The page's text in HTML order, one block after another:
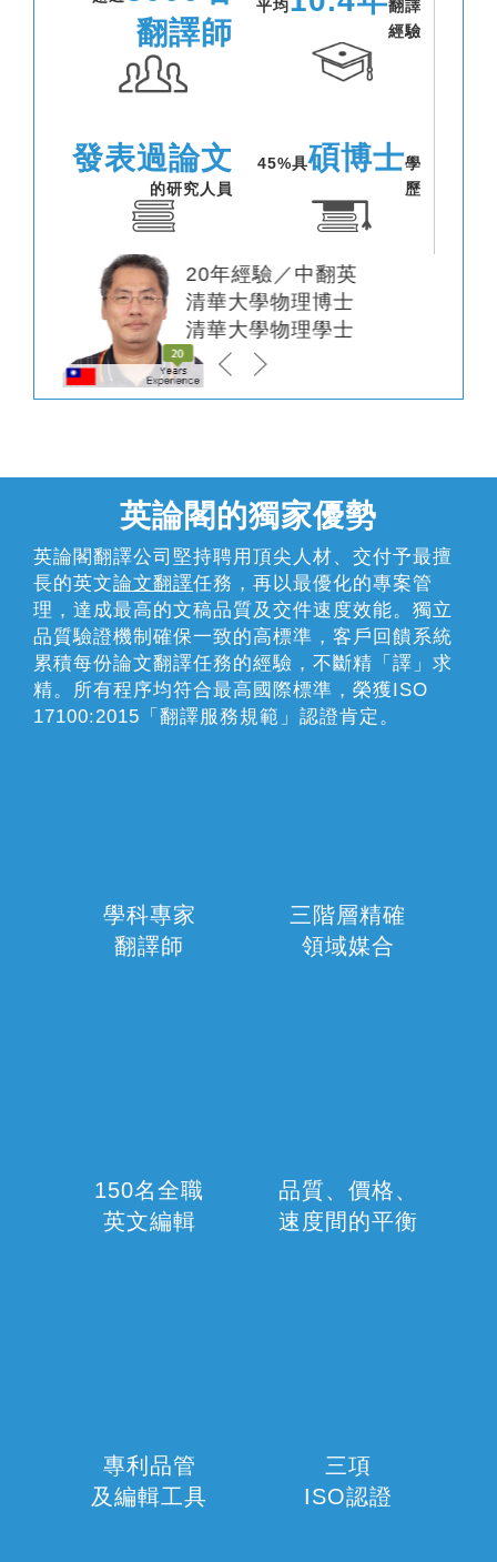
翻譯師
平均
翻譯
經驗
發表過論文
的研究人員
45%具碩博士學
歷
20年經驗／中翻英
清華大學物理博士
清華大學物理學士
英論閣的獨家優勢
英論閣翻譯公司堅持聘用頂尖人材、交付予最擅
長的英文論文翻譯任務，再以最優化的專案管
理，達成最高的文稿品質及交件速度效能。獨立
品質驗證機制確保一致的高標準，客戶回饋系統
累積每份論文翻譯任務的經驗，不斷精「譯」求
精。所有程序均符合最高國際標準，榮獲ISO
17100:2015「翻譯服務規範」認證肯定。
學科專家
翻譯師
三階層精確
領域媒合
150名全職
英文編輯
品質、價格、
速度間的平衡
專利品管
及編輯工具
三項
ISO認證